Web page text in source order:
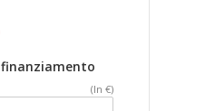
(In €)